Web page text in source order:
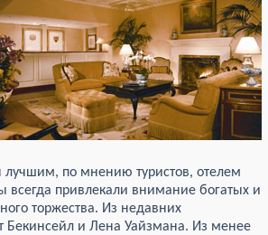
по мнению туристов, отелем
привлекали внимание богатых и
торжества. Из недавних
Бекинсейл и Лена Уайзмана. Из менее